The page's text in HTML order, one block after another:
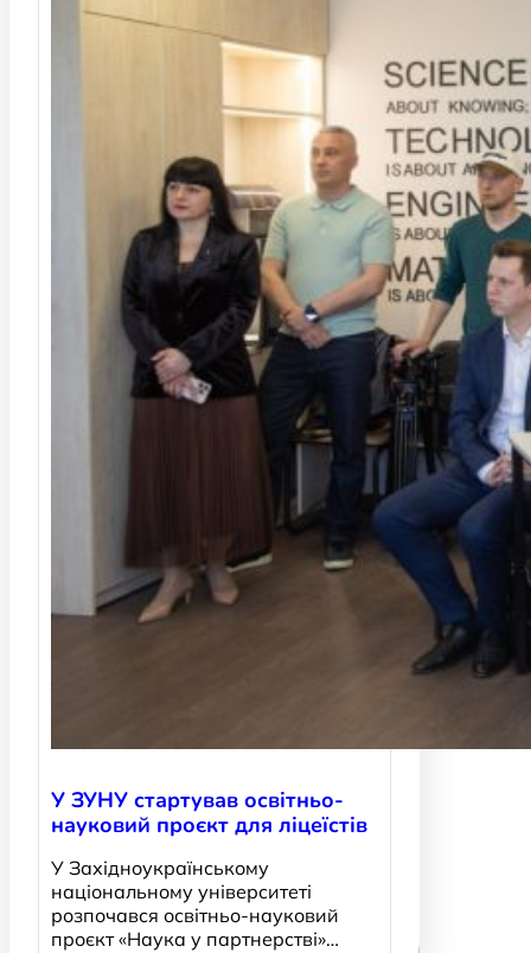
У ЗУНУ стартував освітньо-
науковий проєкт для ліцеїстів
У Західноукраїнському
національному університеті
розпочався освітньо-науковий
проєкт «Наука у партнерстві»…